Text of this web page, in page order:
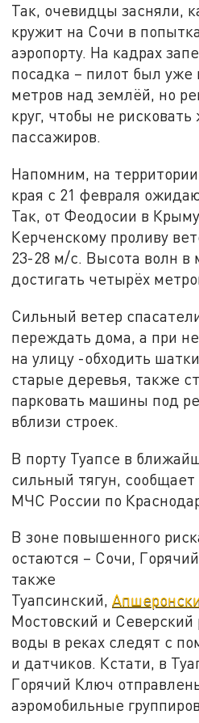
Так, очевидцы засняли,
кружит на Сочи в
аэропорту. На кадрах
посадка – пилот был уже
метров над землёй, но
круг, чтобы не
пассажиров.
Напомним, на
края с 21 февраля
Так, от Феодосии в
Керченскому проливу
23-28 м/с. Высота волн в
достигать четырёх
Сильный ветер
переждать дома, а при
на улицу -обходить
старые деревья, также
парковать машины под
вблизи строек.
В порту Туапсе в
сильный тягун,
МЧС России по
В зоне повышенного
остаются – Сочи,
также
Туапсинский,
Мостовский и
воды в реках следят с
и датчиков. Кстати, в
Горячий Ключ
аэромобильные